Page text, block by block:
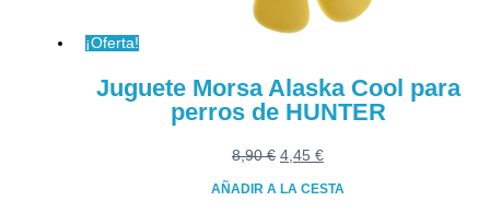
página
¡Oferta!
Juguete Morsa Alaska Cool para
perros de HUNTER
8,90€ El
4,45 €El
AÑADIR A LA CESTA